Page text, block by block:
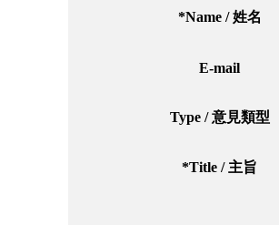
*Name / 姓名
E-mail
Type / 意見類型
*Title / 主旨